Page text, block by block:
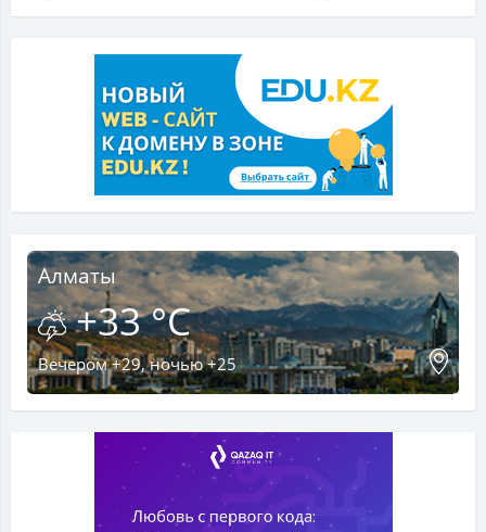
Алматы
+33 °C
Вечером +29, ночью +25